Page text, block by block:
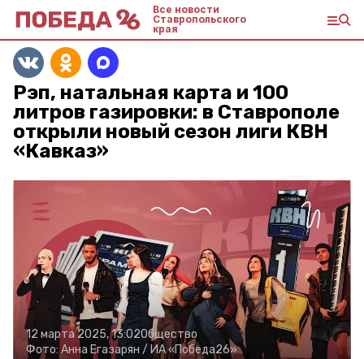
Все новости
Ставропольского
края
Рэп, натальная карта и 100
литров газировки: в Ставрополе
открыли новый сезон лиги КВН
«Кавказ»
12 марта 2025, 13:02Общество
Фото: Анна Егазарян / ИА «Победа26»